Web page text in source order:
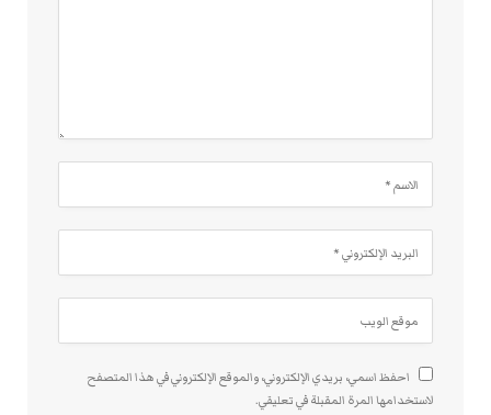
احفظ اسمي، بريدي الإلكتروني، والموقع الإلكتروني في هذا المتصفح
لاستخدامها المرة المقبلة في تعليقي.